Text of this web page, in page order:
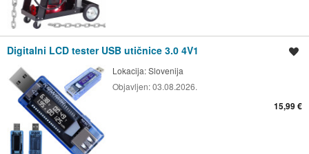
Digitalni LCD tester USB utičnice 3.0 4V1
Lokacija:Slovenija
Objavljen:03.08.2026.
15,99 €